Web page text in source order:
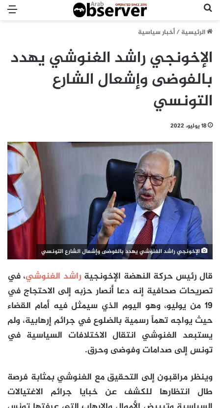
الرئيسية/أخبار سياسية
الإخونجي راشد الغنوشي يهدد
بالفوضى وإشعال الشارع
التونسي
18 يوليو، 2022
الإخونجي راشد الغنوشي يهدد بالفوضى وإشعال الشارع التونسي
قال رئيس حركة النهضة الإخونجية راشد الغنوشي، في
تصريحات صحافية إنه دعا أنصار حزبه إلى الاحتجاج في
19 من يوليو، وهو اليوم الذي سيمثل فيه أمام القضاء
حيث يواجه تهماً رسمية بالضلوع في جرائم إرهابية، ولم
يستبعد الغنوشي انتقال الاختلافات السياسية في
تونس إلى صدامات وفوضى وحرق.
وينظر مراقبون إلى التحقيق مع الغنوشي بمثابة فرصة
طال انتظارها للكشف عن خبايا جرائم الاغتيالات